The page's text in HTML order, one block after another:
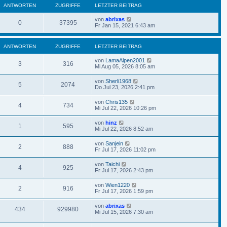
ANTWORTEN ZUGRIFFE LETZTER BEITRAG
0 37395 von abrixas
Fr Jan 15, 2021 6:43 am
ANTWORTEN ZUGRIFFE LETZTER BEITRAG
3 316 von LamaAlpen2001
Mi Aug 05, 2026 8:05 am
5 2074 von Sherli1968
Do Jul 23, 2026 2:41 pm
4 734 von Chris135
Mi Jul 22, 2026 10:26 pm
1 595 von hinz
Mi Jul 22, 2026 8:52 am
2 888 von Sanjein
Fr Jul 17, 2026 11:02 pm
4 925 von Taichi
Fr Jul 17, 2026 2:43 pm
2 916 von Wien1220
Fr Jul 17, 2026 1:59 pm
434 929980 von abrixas
Mi Jul 15, 2026 7:30 am